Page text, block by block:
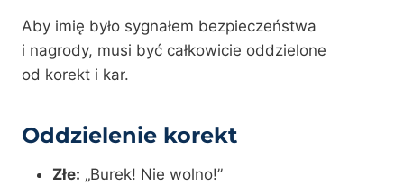
Aby imię było sygnałem bezpieczeństwa
i nagrody, musi być całkowicie oddzielone
od korekt i kar.
Oddzielenie korekt
Złe: „Burek! Nie wolno!”